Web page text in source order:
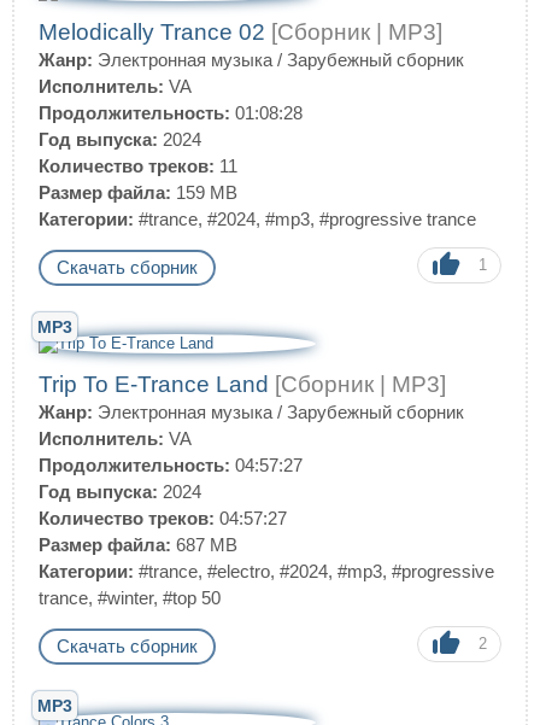
Melodically Trance 02 [Сборник | MP3]
Жанр: Электронная музыка / Зарубежный сборник
Исполнитель: VA
Продолжительность: 01:08:28
Год выпуска: 2024
Количество треков: 11
Размер файла: 159 MB
Категории: #trance, #2024, #mp3, #progressive trance
Скачать сборник 1
MP3
Trip To E-Trance Land [Сборник | MP3]
Жанр: Электронная музыка / Зарубежный сборник
Исполнитель: VA
Продолжительность: 04:57:27
Год выпуска: 2024
Количество треков: 04:57:27
Размер файла: 687 MB
Категории: #trance, #electro, #2024, #mp3, #progressive
trance, #winter, #top 50
Скачать сборник 2
MP3